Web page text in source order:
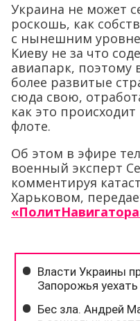
Украина не может
роскошь, как
с нынешним
Киеву не за что
авиапарк, поэтому
более развитые
сюда свою,
как это
флоте.
Об этом в эфире
военный эксперт
комментируя
Харьковом,